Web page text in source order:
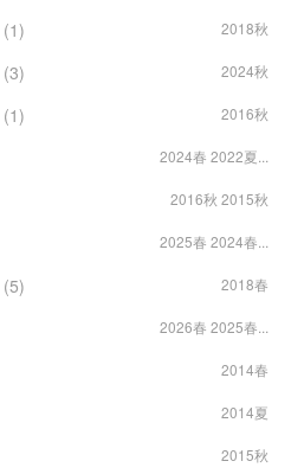
(1) 2018秋
(3) 2024秋
(1) 2016秋
2024春 2022夏...
2016秋 2015秋
2025春 2024春...
(5) 2018春
2026春 2025春...
2014春
2014夏
2015秋